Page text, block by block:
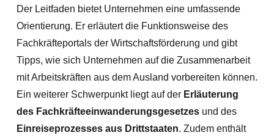
Der Leitfaden bietet Unternehmen eine umfassende
Orientierung. Er erläutert die Funktionsweise des
Fachkräfteportals der Wirtschaftsförderung und gibt
Tipps, wie sich Unternehmen auf die Zusammenarbeit
mit Arbeitskräften aus dem Ausland vorbereiten können.
Ein weiterer Schwerpunkt liegt auf der Erläuterung
des Fachkräfteeinwanderungsgesetzes und des
Einreiseprozesses aus Drittstaaten. Zudem enthält